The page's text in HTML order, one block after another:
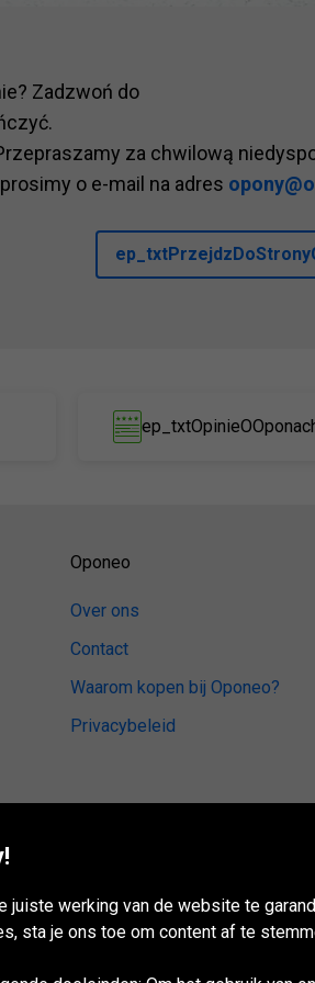
Zadzwoń do
za chwilową
o e-mail na adres
Oponeo
Over ons
Contact
Waarom kopen bij Oponeo?
Privacybeleid
juiste werking van de website te
sta je ons toe om content af te